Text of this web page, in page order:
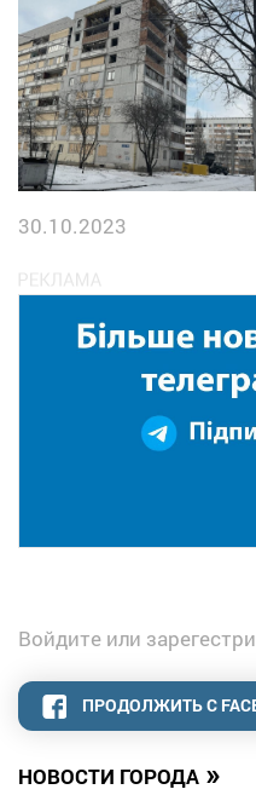
НОВОСТИ ГОРОДА »
30.10.2023
Войдите или
ПРОДОЛЖИТЬ С